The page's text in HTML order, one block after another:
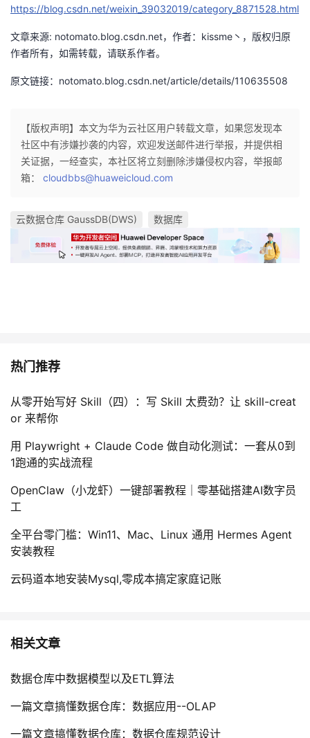
https://blog.csdn.net/weixin_39032019/category_8871528.html
文章来源: notomato.blog.csdn.net，作者：kissme丶，版权归原
作者所有，如需转载，请联系作者。
原文链接：notomato.blog.csdn.net/article/details/110635508
【版权声明】本文为华为云社区用户转载文章，如果您发现本
社区中有涉嫌抄袭的内容，欢迎发送邮件进行举报，并提供相
关证据，一经查实，本社区将立刻删除涉嫌侵权内容，举报邮
箱： cloudbbs@huaweicloud.com
云数据仓库 GaussDB(DWS) 数据库
热门推荐
从零开始写好 Skill（四）：写 Skill 太费劲？让 skill-creat
or 来帮你
用 Playwright + Claude Code 做自动化测试：一套从0到
1跑通的实战流程
OpenClaw（小龙虾）一键部署教程｜零基础搭建AI数字员
工
全平台零门槛：Win11、Mac、Linux 通用 Hermes Agent
安装教程
云码道本地安装Mysql,零成本搞定家庭记账
相关文章
数据仓库中数据模型以及ETL算法
一篇文章搞懂数据仓库：数据应用--OLAP
一篇文章搞懂数据仓库：数据仓库规范设计